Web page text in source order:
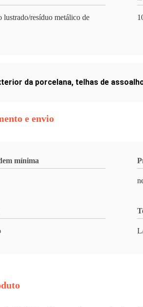
resíduo metálico de
da porcelana, telhas de
e envio
mínima